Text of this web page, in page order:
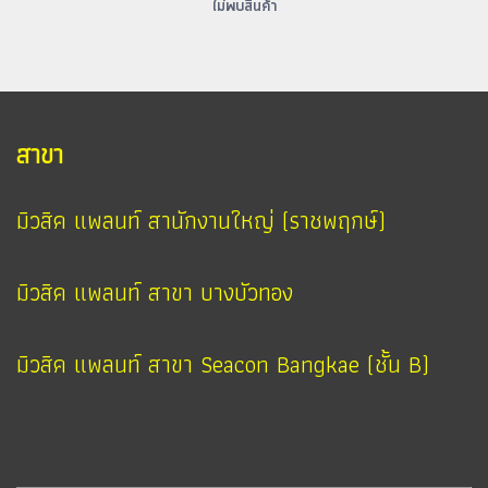
ไม่พบสินค้า
สาขา
มิวสิค แพลนท์ สานักงานใหญ่ (ราชพฤกษ์)
มิวสิค แพลนท์ สาขา บางบัวทอง
มิวสิค แพลนท์ สาขา Seacon Bangkae (ชั้น B)